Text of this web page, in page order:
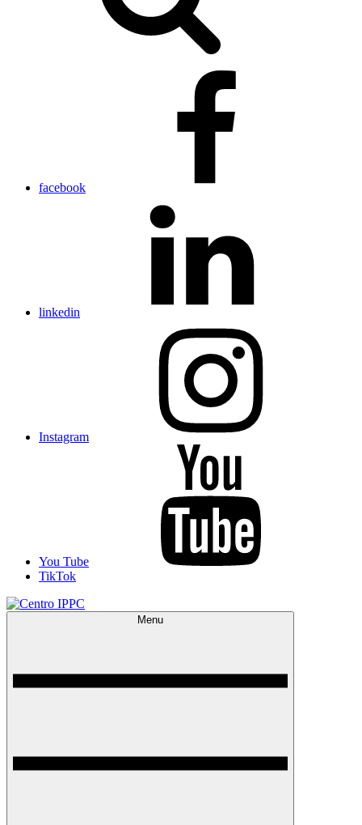
facebook
linkedin
Instagram
You Tube
TikTok
Menu